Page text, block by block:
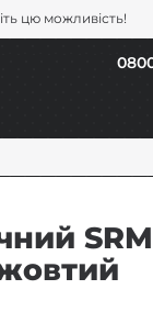
цю можливість!